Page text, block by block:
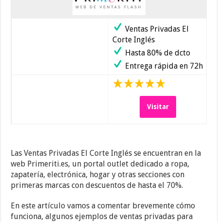
Ventas Privadas El
Corte Inglés
Hasta 80% de dcto
Entrega rápida en 72h
Visitar
Las Ventas Privadas El Corte Inglés se encuentran en la
web Primeriti.es, un portal outlet dedicado a ropa,
zapatería, electrónica, hogar y otras secciones con
primeras marcas con descuentos de hasta el 70%.
En este artículo vamos a comentar brevemente cómo
funciona, algunos ejemplos de ventas privadas para